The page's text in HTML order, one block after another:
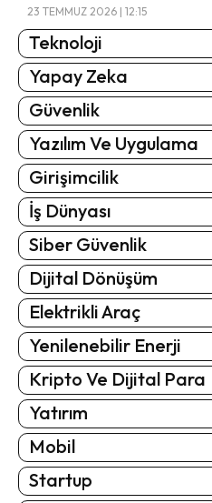
23 TEMMUZ 2026 | 12:15
Teknoloji
Yapay Zeka
Güvenlik
Yazılım Ve Uygulama
Girişimcilik
İş Dünyası
Siber Güvenlik
Dijital Dönüşüm
Elektrikli Araç
Yenilenebilir Enerji
Kripto Ve Dijital Para
Yatırım
Mobil
Startup